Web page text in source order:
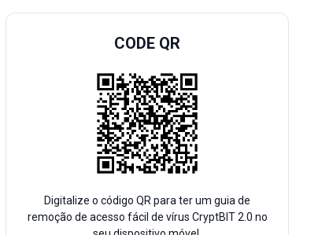
CODE QR
Digitalize o código QR para ter um guia de
remoção de acesso fácil de vírus CryptBIT 2.0 no